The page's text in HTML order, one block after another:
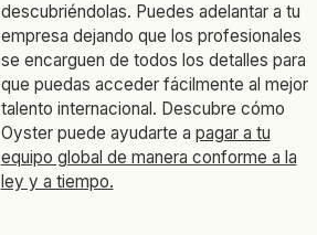
descubriéndolas. Puedes adelantar a tu
empresa dejando que los profesionales
se encarguen de todos los detalles para
que puedas acceder fácilmente al mejor
talento internacional. Descubre cómo
Oyster puede ayudarte a pagar a tu
equipo global de manera conforme a la
ley y a tiempo.